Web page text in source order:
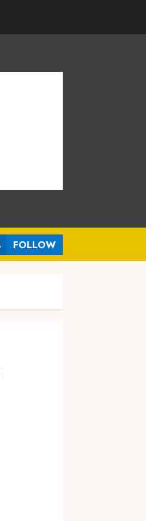
FOLLOW